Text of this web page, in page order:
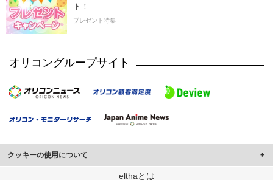
ト！
プレゼント特集
オリコングループサイト
クッキーの使用について
このサイトでは Cookie を使用して、ユーザーに合わせたコンテンツや広告の
elthaとは